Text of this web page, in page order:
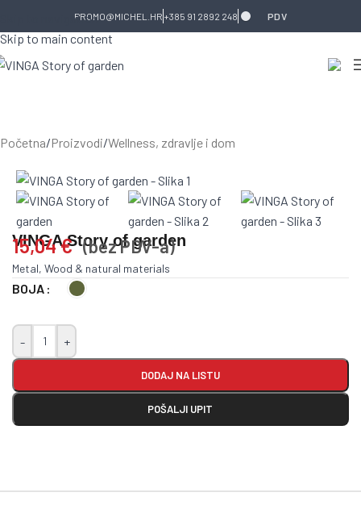
Skip to navigation
Skip to main content
PROMO@MICHEL.HR +385 91 2892 248 PDV
Početna/Proizvodi/Wellness, zdravlje i dom
VINGA Story of garden
15,04€ (bez PDV-a)
Metal, Wood & natural materials
BOJA
- +
DODAJ NA LISTU
POŠALJI UPIT